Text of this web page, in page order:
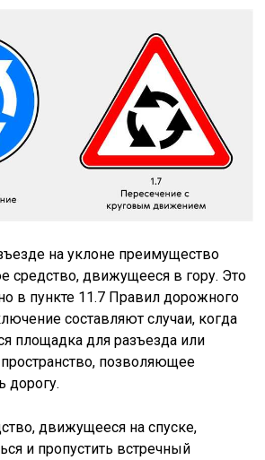
на уклоне преимущество
средство, движущееся в гору. Это
в пункте 11.7 Правил дорожного
составляют случаи, когда
площадка для разъезда или
позволяющее
дорогу.
движущееся на спуске,
и пропустить встречный